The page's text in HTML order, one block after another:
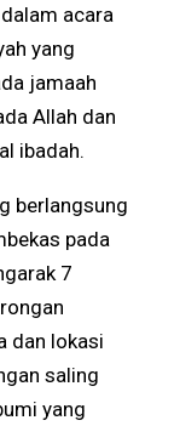
acara
yang
jamaah
Allah dan
ibadah.
berlangsung
pada
7
dan lokasi
saling
yang